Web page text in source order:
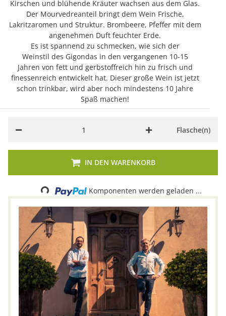
Kirschen und blühende Kräuter wachsen aus dem Glas.
Der Mourvedreanteil bringt dem Wein Frische,
Lakritzaromen und Struktur. Brombeere, Pfeffer mit dem
angenehmen Duft feuchter Erde.
Es ist spannend zu schmecken, wie sich der
Weinstil des Gigondas in den vergangenen 10-15
Jahren von fett und gerbstoffreich hin zu frisch und
finessenreich entwickelt hat. Dieser große Wein ist jetzt
schon trinkbar, wird aber noch mindestens 10 Jahre
Spaß machen!
Flasche(n)
IN DEN WARENKORB
Loading... Komponenten werden geladen ...